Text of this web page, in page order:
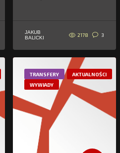
JAKUB
BALICKI
2178 3
TRANSFERY
AKTUALNOŚCI
WYWIADY